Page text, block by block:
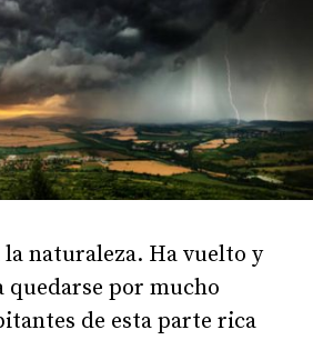
naturaleza. Ha vuelto y
quedarse por mucho
de esta parte rica